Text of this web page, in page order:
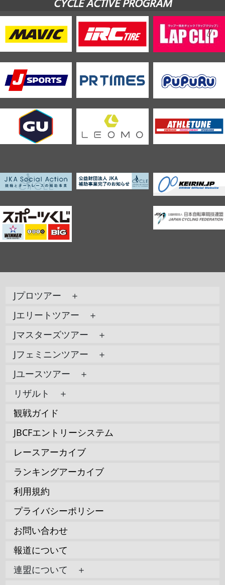
CYCLE ACTIVE PROGRAM
Jプロツアー ＋
Jエリートツアー ＋
Jマスターズツアー ＋
Jフェミニンツアー ＋
Jユースツアー ＋
リザルト ＋
観戦ガイド
JBCFエントリーシステム
レースアーカイブ
ランキングアーカイブ
利用規約
プライバシーポリシー
お問い合わせ
報道について
連盟について ＋